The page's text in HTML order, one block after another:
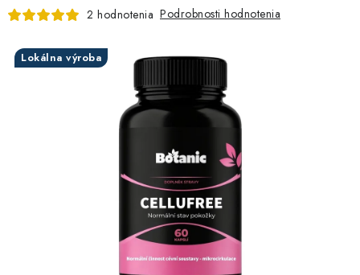
ZLOŽKY
2 hodnotenia Podrobnosti hodnotenia
Lokálna výroba